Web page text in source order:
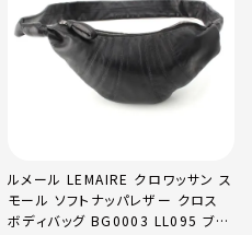
ルメール LEMAIRE クロワッサン ス
モール ソフトナッパレザー クロス
ボディバッグ BG0003 LL095 ブラ